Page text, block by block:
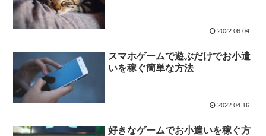
2022.06.04
スマホゲームで遊ぶだけでお小遣
いを稼ぐ簡単な方法
2022.04.16
好きなゲームでお小遣いを稼ぐ方